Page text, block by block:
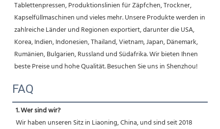
Tablettenpressen, Produktionslinien für Zäpfchen, Trockner,
Kapselfüllmaschinen und vieles mehr. Unsere Produkte werden in
zahlreiche Länder und Regionen exportiert, darunter die USA,
Korea, Indien, Indonesien, Thailand, Vietnam, Japan, Dänemark,
Rumänien, Bulgarien, Russland und Südafrika. Wir bieten Ihnen
beste Preise und hohe Qualität. Besuchen Sie uns in Shenzhou!
FAQ
1. Wer sind wir?